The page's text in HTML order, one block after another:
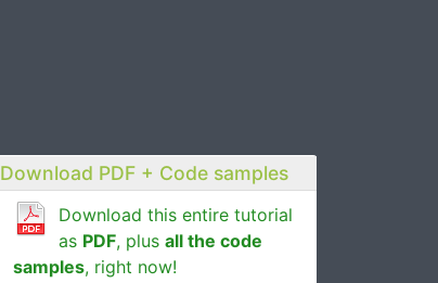
Download PDF + Code samples
Download this entire tutorial
as PDF, plus all the code
samples, right now!